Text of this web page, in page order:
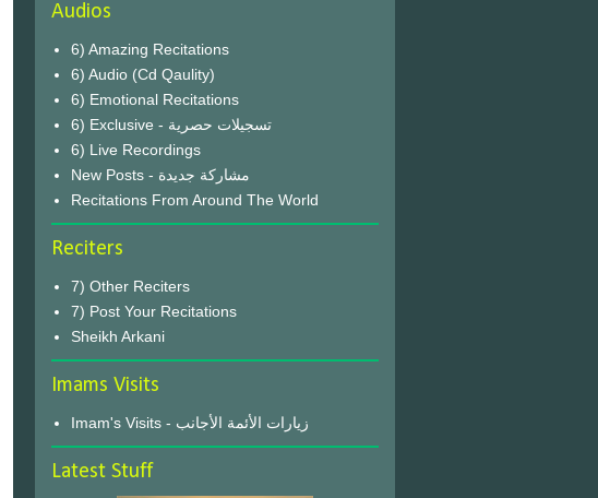
Audios
6) Amazing Recitations
6) Audio (Cd Qaulity)
6) Emotional Recitations
6) Exclusive - تسجيلات حصرية
6) Live Recordings
New Posts - مشاركة جديدة
Recitations From Around The World
Reciters
7) Other Reciters
7) Post Your Recitations
Sheikh Arkani
Imams Visits
Imam's Visits - زيارات الأئمة الأجانب
Latest Stuff